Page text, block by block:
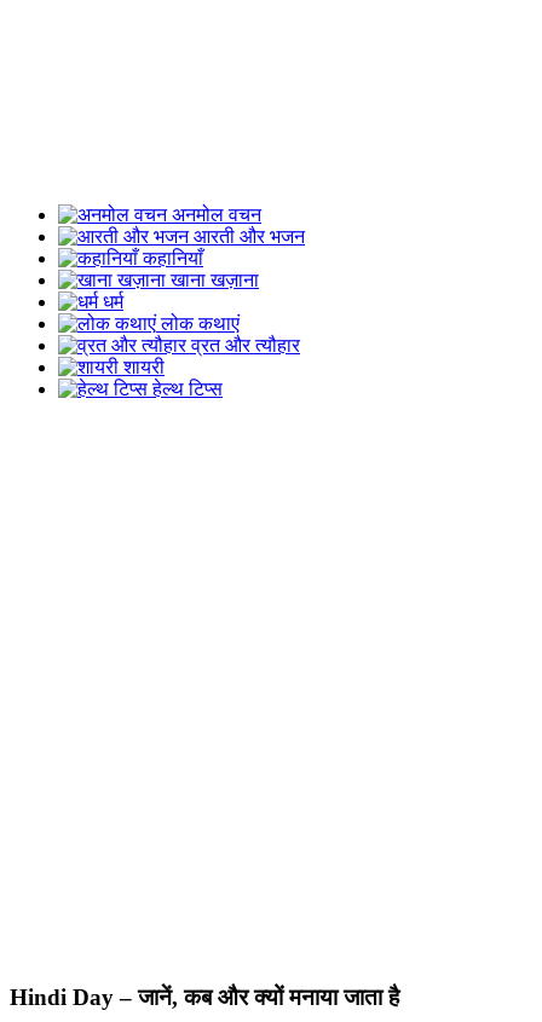
अनमोल वचन
आरती और भजन
कहानियाँ
खाना खज़ाना
धर्म
लोक कथाएं
व्रत और त्यौहार
शायरी
हेल्थ टिप्स
Hindi Day – जानें, कब और क्यों मनाया जाता है